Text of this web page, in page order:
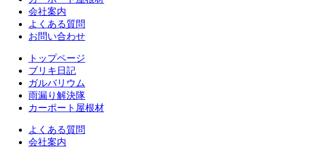
会社案内
よくある質問
お問い合わせ
トップページ
ブリキ日記
ガルバリウム
雨漏り解決隊
カーポート屋根材
よくある質問
会社案内